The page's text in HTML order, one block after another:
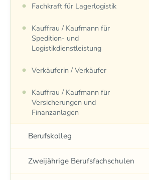
Fachkraft für Lagerlogistik
Kauffrau / Kaufmann für
Spedition- und
Logistikdienstleistung
Verkäuferin / Verkäufer
Kauffrau / Kaufmann für
Versicherungen und
Finanzanlagen
Berufskolleg
Zweijährige Berufsfachschulen